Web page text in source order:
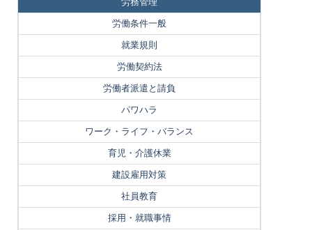
労働条件一般
就業規則
労働契約法
労働者派遣と請負
パワハラ
ワーク・ライフ・バランス
育児・介護休業
建設雇用対策
社員教育
採用・就職事情